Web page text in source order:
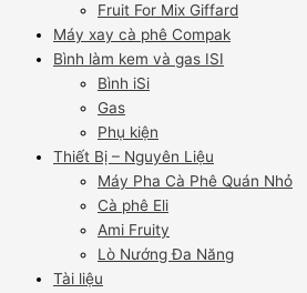
Fruit For Mix Giffard
Máy xay cà phê Compak
Bình làm kem và gas ISI
Bình iSi
Gas
Phụ kiện
Thiết Bị – Nguyên Liệu
Máy Pha Cà Phê Quán Nhỏ
Cà phê Eli
Ami Fruity
Lò Nướng Đa Năng
Tài liệu